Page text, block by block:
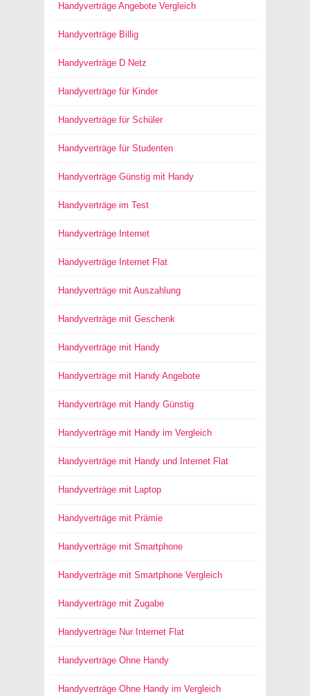
Handyverträge Angebote Vergleich
Handyverträge Billig
Handyverträge D Netz
Handyverträge für Kinder
Handyverträge für Schüler
Handyverträge für Studenten
Handyverträge Günstig mit Handy
Handyverträge im Test
Handyverträge Internet
Handyverträge Internet Flat
Handyverträge mit Auszahlung
Handyverträge mit Geschenk
Handyverträge mit Handy
Handyverträge mit Handy Angebote
Handyverträge mit Handy Günstig
Handyverträge mit Handy im Vergleich
Handyverträge mit Handy und Internet Flat
Handyverträge mit Laptop
Handyverträge mit Prämie
Handyverträge mit Smartphone
Handyverträge mit Smartphone Vergleich
Handyverträge mit Zugabe
Handyverträge Nur Internet Flat
Handyverträge Ohne Handy
Handyverträge Ohne Handy im Vergleich